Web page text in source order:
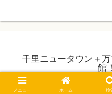
千里ニュータウン＋
館！
© 2005 千里ニュータウン＋
メニュー ホーム 検